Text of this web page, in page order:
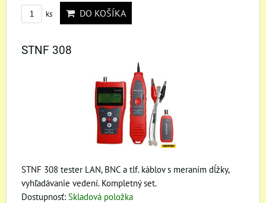
ks DO KOŠÍKA
STNF 308
STNF 308 tester LAN, BNC a tlf. káblov s meraním dĺžky,
vyhľadávanie vedení. Kompletný set.
Dostupnosť: Skladová položka